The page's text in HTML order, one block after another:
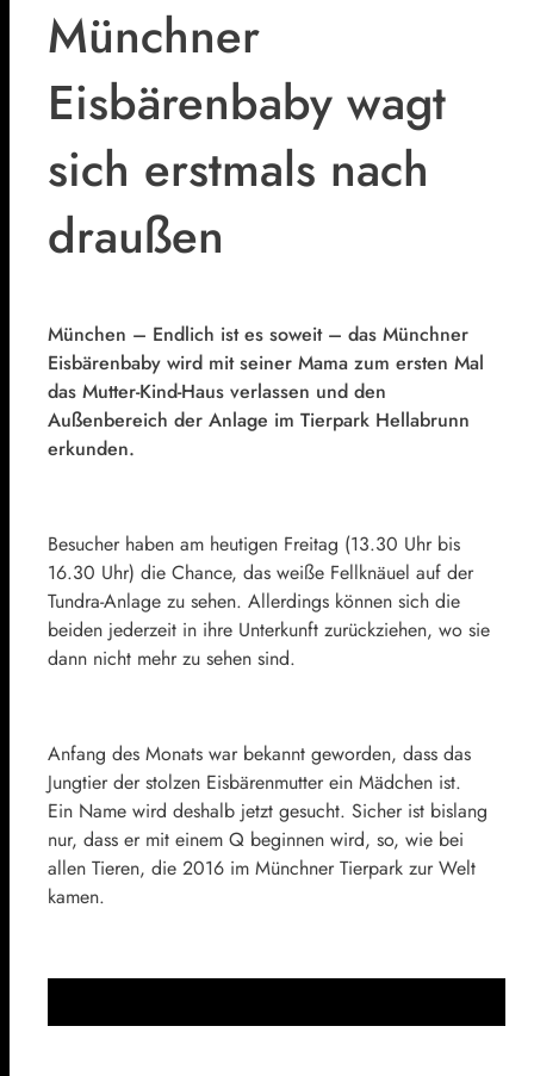
Münchner
Eisbärenbaby wagt
sich erstmals nach
draußen
München – Endlich ist es soweit – das Münchner
Eisbärenbaby wird mit seiner Mama zum ersten Mal
das Mutter-Kind-Haus verlassen und den
Außenbereich der Anlage im Tierpark Hellabrunn
erkunden.
Besucher haben am heutigen Freitag (13.30 Uhr bis
16.30 Uhr) die Chance, das weiße Fellknäuel auf der
Tundra-Anlage zu sehen. Allerdings können sich die
beiden jederzeit in ihre Unterkunft zurückziehen, wo sie
dann nicht mehr zu sehen sind.
Anfang des Monats war bekannt geworden, dass das
Jungtier der stolzen Eisbärenmutter ein Mädchen ist.
Ein Name wird deshalb jetzt gesucht. Sicher ist bislang
nur, dass er mit einem Q beginnen wird, so, wie bei
allen Tieren, die 2016 im Münchner Tierpark zur Welt
kamen.